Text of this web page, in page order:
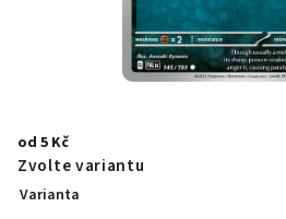
od 5 Kč
Zvolte variantu
Varianta